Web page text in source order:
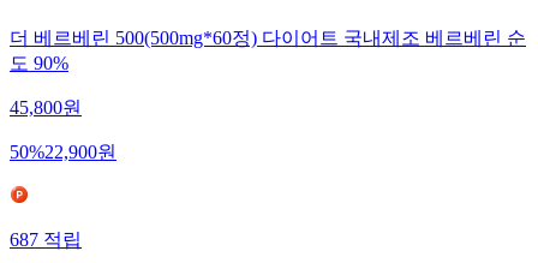
더 베르베린 500(500mg*60정) 다이어트 국내제조 베르베린 순
도 90%
45,800원
50%22,900원
687적립